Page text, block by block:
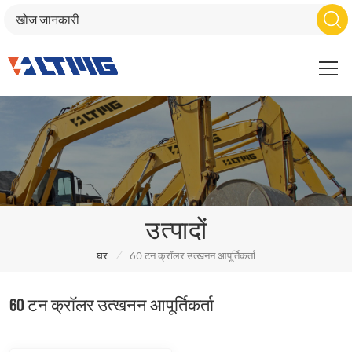
उत्पादों
घर / 60 टन क्रॉलर उत्खनन आपूर्तिकर्ता
60 टन क्रॉलर उत्खनन आपूर्तिकर्ता